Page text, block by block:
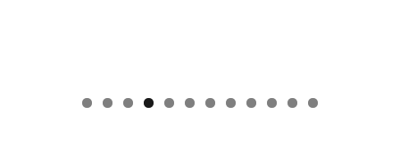
0 1 2